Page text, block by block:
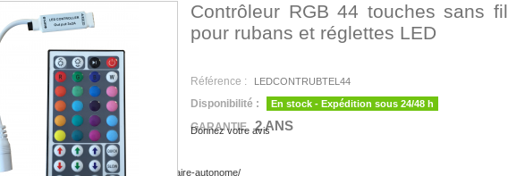
Contrôleur RGB 44 touches sans fil
pour rubans et réglettes LED
Référence : LEDCONTRUBTEL44
Disponibilité : En stock - Expédition sous 24/48 h
GARANTIE 2 ANS
Donnez votre avis